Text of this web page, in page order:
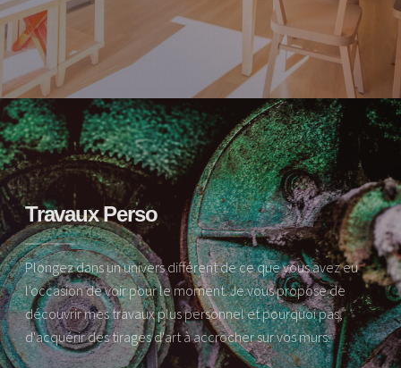
Travaux Perso
Plongez dans un univers différent de ce que vous avez eu
l'occasion de voir pour le moment. Je vous propose de
découvrir mes travaux plus personnel et pourquoi pas,
d'acquérir des tirages d'art à accrocher sur vos murs.